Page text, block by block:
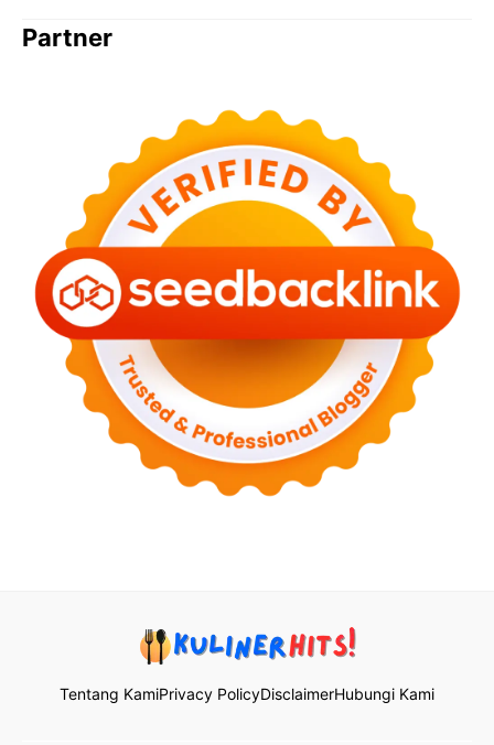
Partner
Tentang KamiPrivacy PolicyDisclaimerHubungi Kami